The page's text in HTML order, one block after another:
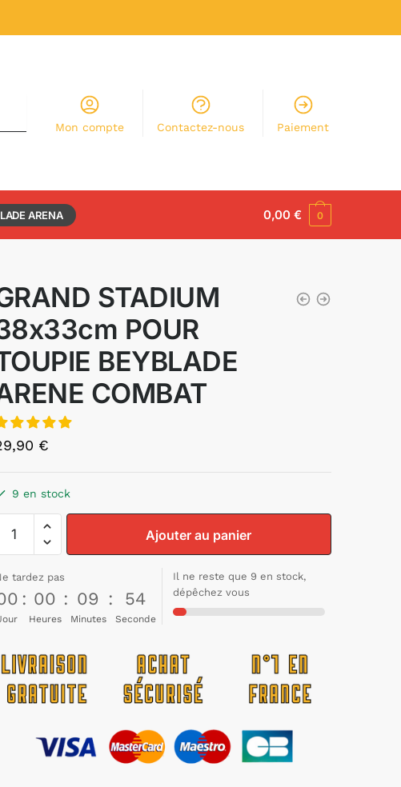
Mon compte Contactez-nous Paiement
ARENA 0,00€ 0
STADIUM
POUR
BEYBLADE
COMBAT
€
9 en stock
Ajouter au panier
tardez pas
: 00
Heures
: 09
Minutes
: 53
Seconde
Il ne reste que 9 en stock,
dépêchez vous